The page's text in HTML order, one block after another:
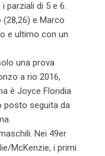
parziali di 5 e 6.
e Marco
e ultimo con un
una prova
a rio 2016,
è Joyce Floridia
posto seguita da
Nei 49er
McKenzie, i primi